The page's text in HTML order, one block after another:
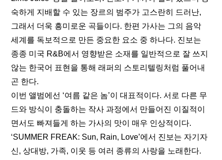
숙하게 지배할 수 있는 장르의 범주가 고스란히 드러난,
그래서 더욱 흥미로운 곡들이다. 한편 가사는 그의 음악
세계를 독보적으로 만든 중요한 요소 중 하나다. 진보는
종종 미국 R&B에서 영향받은 소재를 일반적으로 잘 쓰지
않는 한국어 표현을 통해 래퍼의 스토리텔링처럼 풀어내
곤 한다.
이번 앨범에선 ‘여름 같은 놈’이 대표적이다. 서로 다른 무
드와 방식이 충돌하는 작사 과정에서 만들어진 이질적이
면서도 빠져들게 하는 가사의 맛이 매우 인상적이다.
‘SUMMER FREAK: Sun, Rain, Love’에서 진보는 자기자
신, 상대방, 가족, 이웃 등 여러 종류의 사랑을 노래한다.